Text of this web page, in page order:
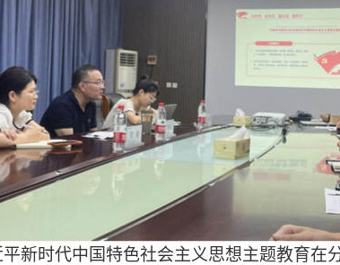
新时代中国特色社会主义思想主题教育在